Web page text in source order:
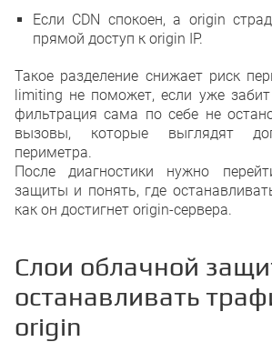
Если CDN спокоен, а origin
прямой доступ к origin IP.
Такое разделение снижает риск
limiting не поможет, если уже забит
фильтрация сама по себе не
вызовы, которые выглядят
периметра.
После диагностики нужно
защиты и понять, где
как он достигнет origin-сервера.
Слои облачной
останавливать
origin